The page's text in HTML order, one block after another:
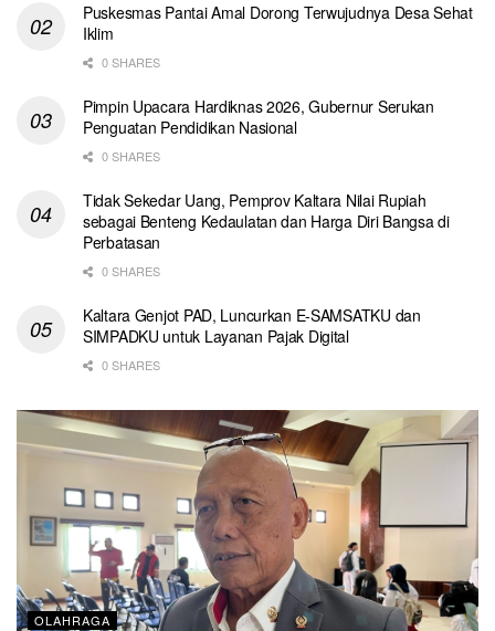
Puskesmas Pantai Amal Dorong Terwujudnya Desa Sehat
Iklim
0 SHARES
Pimpin Upacara Hardiknas 2026, Gubernur Serukan
Penguatan Pendidikan Nasional
0 SHARES
Tidak Sekedar Uang, Pemprov Kaltara Nilai Rupiah
sebagai Benteng Kedaulatan dan Harga Diri Bangsa di
Perbatasan
0 SHARES
Kaltara Genjot PAD, Luncurkan E-SAMSATKU dan
SIMPADKU untuk Layanan Pajak Digital
0 SHARES
OLAHRAGA